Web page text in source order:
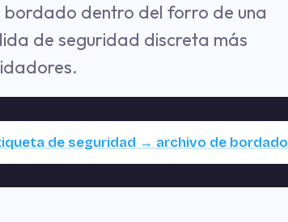
bordado dentro del forro de una
de seguridad discreta más
de seguridad → archivo de bordado